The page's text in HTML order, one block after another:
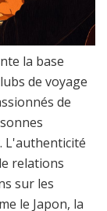
la base
de voyage
de
L'authenticité
relations
sur les
le Japon, la